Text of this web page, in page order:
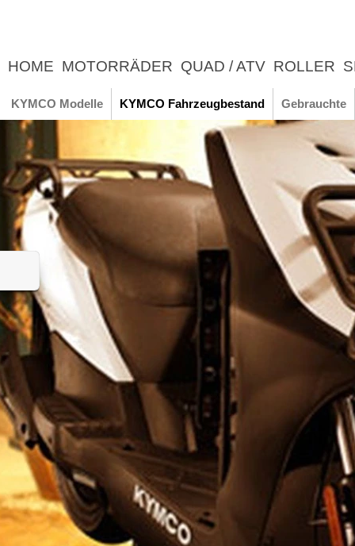
HOME MOTORRÄDER QUAD / ATV ROLLER
UNTERNEHMEN
KYMCO Modelle KYMCO Fahrzeugbestand Gebrauchte